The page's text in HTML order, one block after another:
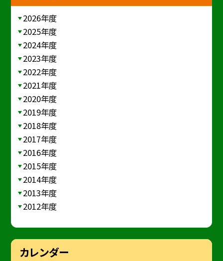
2026年度
2025年度
2024年度
2023年度
2022年度
2021年度
2020年度
2019年度
2018年度
2017年度
2016年度
2015年度
2014年度
2013年度
2012年度
カレンダー